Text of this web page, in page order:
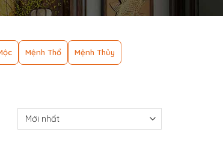
Mệnh Thổ Mệnh Thủy